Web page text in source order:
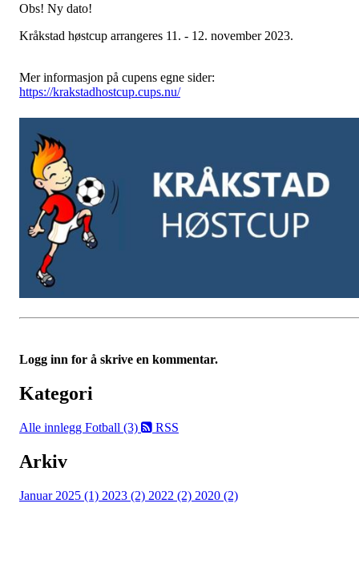
Obs! Ny dato!
Kråkstad høstcup arrangeres 11. - 12. november 2023.
Mer informasjon på cupens egne sider:
https://krakstadhostcup.cups.nu/
Logg inn for å skrive en kommentar.
Kategori
Alle innlegg Fotball (3) RSS
Arkiv
Januar 2025 (1) 2023 (2) 2022 (2) 2020 (2)